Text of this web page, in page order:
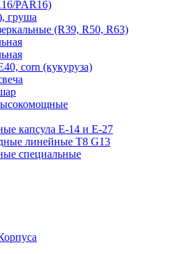
PAR16)
груша
(R39, R50, R63)
corn (кукуруза)
капсула Е-14 и Е-27
линейные T8 G13
специальные